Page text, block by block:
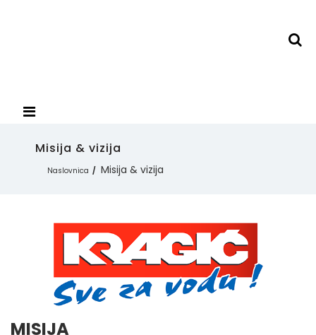
Misija & vizija
Naslovnica Misija & vizija
MISIJA